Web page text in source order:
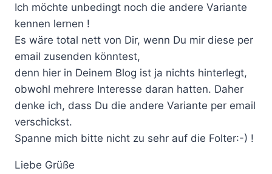
Ich möchte unbedingt noch die andere Variante
kennen lernen !
Es wäre total nett von Dir, wenn Du mir diese per
email zusenden könntest,
denn hier in Deinem Blog ist ja nichts hinterlegt,
obwohl mehrere Interesse daran hatten. Daher
denke ich, dass Du die andere Variante per email
verschickst.
Spanne mich bitte nicht zu sehr auf die Folter:-) !
Liebe Grüße